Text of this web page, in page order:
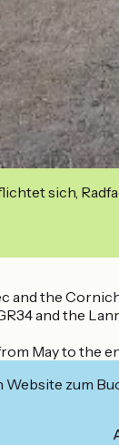
sich,
and the
and the
May to the
Website zum